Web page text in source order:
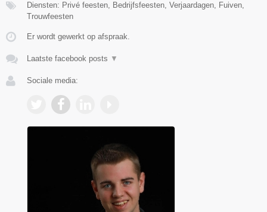
Diensten: Privé feesten, Bedrijfsfeesten, Verjaardagen, Fuiven,
Trouwfeesten
Er wordt gewerkt op afspraak.
Laatste facebook posts ▼
Sociale media: